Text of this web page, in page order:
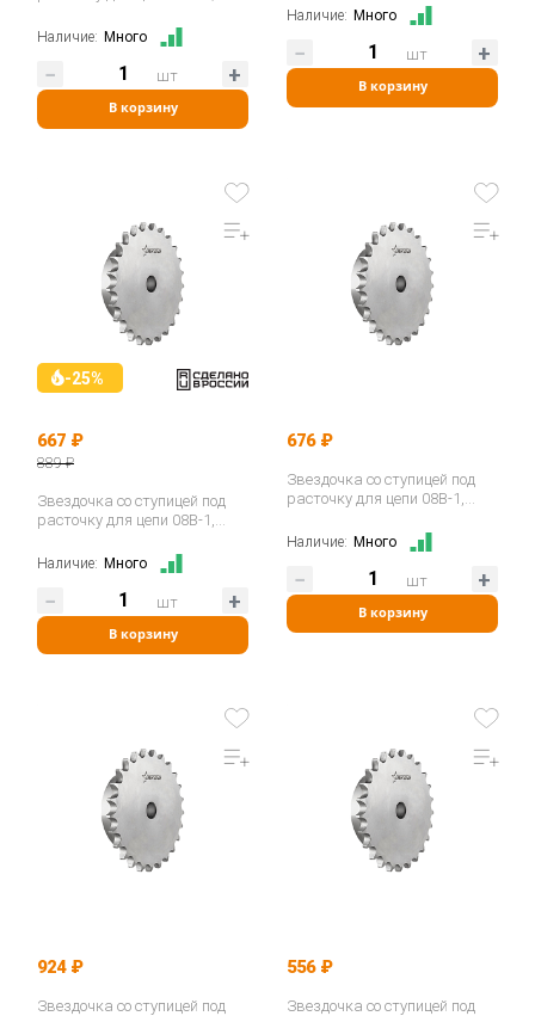
ISKRA…
Наличие: Много
В корзину
шт
(PHS…
Наличие: Много
В корзину
шт
-25%
667 ₽
889 ₽
Звездочка со ступицей под
расточку для цепи 08B-1,
ISKRA…
Наличие: Много
В корзину
шт
676 ₽
Звездочка со ступицей под
расточку для цепи 08B-1,
Наличие: Много
В корзину
шт
924 ₽
Звездочка со ступицей под
556 ₽
Звездочка со ступицей под